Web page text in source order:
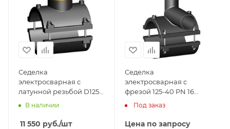
Седелка
электросварная с
латунной резьбой D125x1
1/2" ПЭ100 SDR 11
В наличии
11 550 руб./шт
Седелка
электросварная с
фрезой 125-40 PN 16
TAPPING TEE WITHOUT
VALVE-360' BORFIT
(Турция)
Под заказ
Цена по запросу